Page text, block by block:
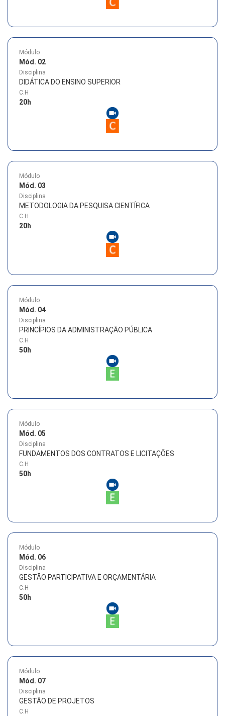
Módulo
Mód. 02
Disciplina
DIDÁTICA DO ENSINO SUPERIOR
C.H
20h
Módulo
Mód. 03
Disciplina
METODOLOGIA DA PESQUISA CIENTÍFICA
C.H
20h
Módulo
Mód. 04
Disciplina
PRINCÍPIOS DA ADMINISTRAÇÃO PÚBLICA
C.H
50h
Módulo
Mód. 05
Disciplina
FUNDAMENTOS DOS CONTRATOS E LICITAÇÕES
C.H
50h
Módulo
Mód. 06
Disciplina
GESTÃO PARTICIPATIVA E ORÇAMENTÁRIA
C.H
50h
Módulo
Mód. 07
Disciplina
GESTÃO DE PROJETOS
C.H